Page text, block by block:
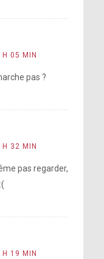
05 MIN
pas ?
32 MIN
pas regarder,
19 MIN